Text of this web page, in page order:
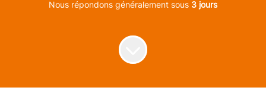
Nous répondons généralement sous 3 jours